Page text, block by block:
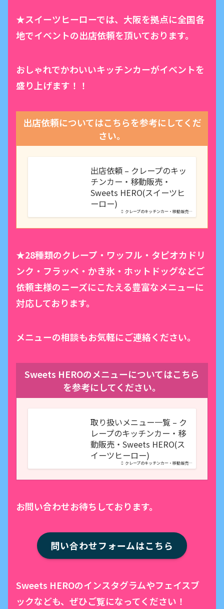
★スイーツヒーローでは、大阪を拠点に全国各
地でイベントの出店依頼を頂いております。
おしゃれでかわいいキッチンカーがイベントを
盛り上げます！！
出店依頼についてはこちらを参考にしてくだ
さい。
クレープのキッチンカー・移動販売…
出店依頼 – クレープのキッ
チンカー・移動販売・
Sweets HERO(スイーツヒ
ーロー)
★28種類のクレープ・ワッフル・タピオカドリ
ンク・フラッペ・かき氷・ホットドッグなどご
依頼主様のニーズにこたえる豊富なメニューに
対応しております。
メニューの相談もお気軽にご連絡ください。
Sweets HEROのメニューについてはこちら
を参考にしてください。
クレープのキッチンカー・移動販売…
取り扱いメニュー一覧 – ク
レープのキッチンカー・移
動販売・Sweets HERO(ス
イーツヒーロー)
お問い合わせお待ちしております。
問い合わせフォームはこちら
Sweets HEROのインスタグラムやフェイスブ
ックなども、ぜひご覧になってください！